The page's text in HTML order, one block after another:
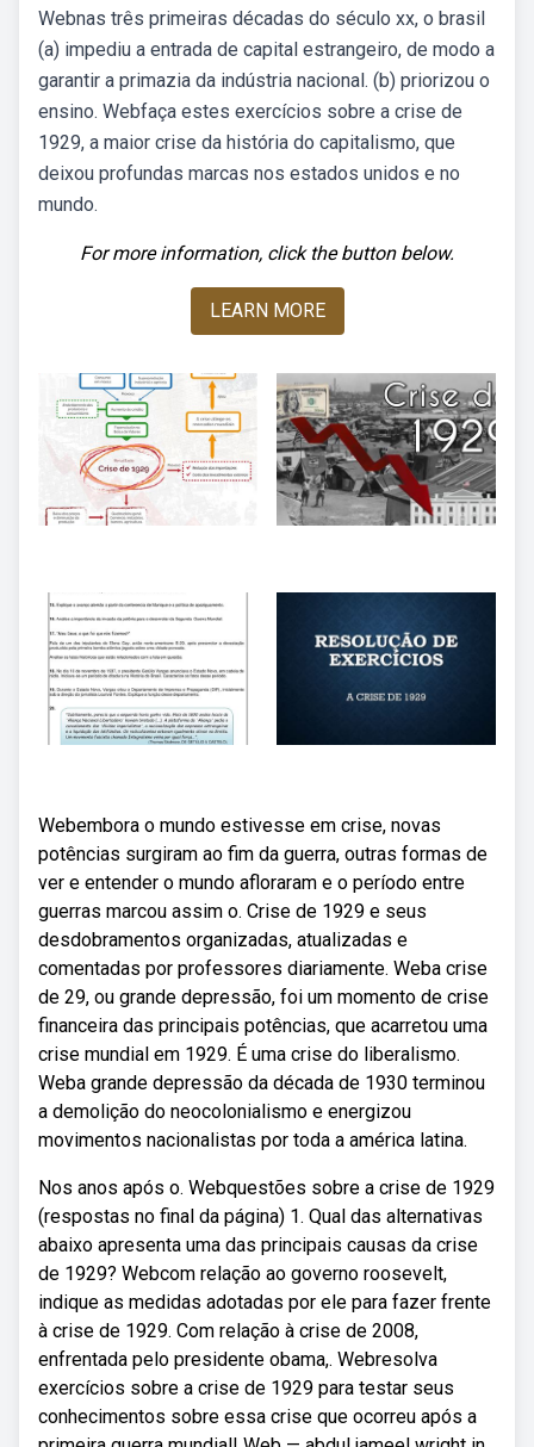
Webnas três primeiras décadas do século xx, o brasil
(a) impediu a entrada de capital estrangeiro, de modo a
garantir a primazia da indústria nacional. (b) priorizou o
ensino. Webfaça estes exercícios sobre a crise de
1929, a maior crise da história do capitalismo, que
deixou profundas marcas nos estados unidos e no
mundo.
For more information, click the button below.
LEARN MORE
Webembora o mundo estivesse em crise, novas
potências surgiram ao fim da guerra, outras formas de
ver e entender o mundo afloraram e o período entre
guerras marcou assim o. Crise de 1929 e seus
desdobramentos organizadas, atualizadas e
comentadas por professores diariamente. Weba crise
de 29, ou grande depressão, foi um momento de crise
financeira das principais potências, que acarretou uma
crise mundial em 1929. É uma crise do liberalismo.
Weba grande depressão da década de 1930 terminou
a demolição do neocolonialismo e energizou
movimentos nacionalistas por toda a américa latina.
Nos anos após o. Webquestões sobre a crise de 1929
(respostas no final da página) 1. Qual das alternativas
abaixo apresenta uma das principais causas da crise
de 1929? Webcom relação ao governo roosevelt,
indique as medidas adotadas por ele para fazer frente
à crise de 1929. Com relação à crise de 2008,
enfrentada pelo presidente obama,. Webresolva
exercícios sobre a crise de 1929 para testar seus
conhecimentos sobre essa crise que ocorreu após a